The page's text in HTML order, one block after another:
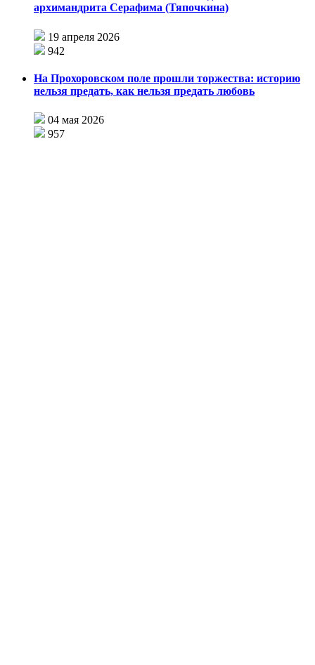
архимандрита Серафима (Тяпочкина)
19 апреля 2026
942
На Прохоровском поле прошли торжества: историю
нельзя предать, как нельзя предать любовь
04 мая 2026
957